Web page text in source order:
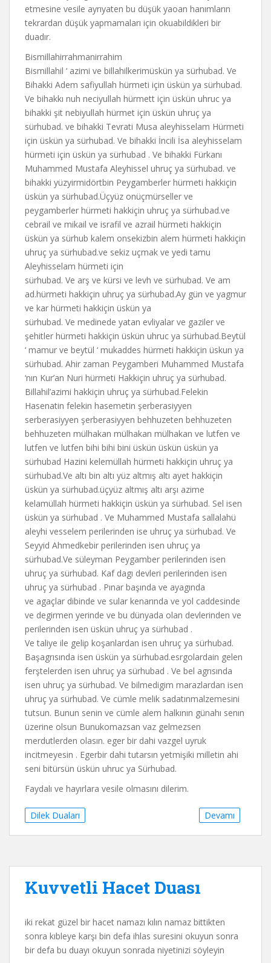
etmesine vesile ayrıyaten bu düşük yaoan hanımların
tekrardan düşük yapmamaları için okuabildikleri bir
duadır.
Bismillahirrahmanirrahim
Bismillahil ‘ azimi ve billahilkerimüskün ya sürhubad. Ve
Bihakki Adem safiyullah hürmeti için üskün ya sürhubad.
Ve bihakkı nuh neciyullah hürmett için üskün uhruc ya
bihakki şit nebiyullah hürmet için üskün uhruç ya
sürhubad. ve bihakki Tevrati Musa aleyhisselam Hürmeti
için üskün ya sürhubad. Ve bihakki İncili İsa aleyhisselam
hürmeti için üskün ya sürhubad . Ve bihakki Fürkanı
Muhammed Mustafa Aleyhissel uhruç ya sürhubad. ve
bihakki yüzyirmidörtbin Peygamberler hürmeti hakkiçin
üskün ya sürhubad.Üçyüz onüçmürseller ve
peygamberler hürmeti hakkiçin uhruç ya sürhubad.ve
cebrail ve mikail ve israfil ve azrail hürmeti hakkiçin
üskün ya sürhub kalem onsekizbin alem hürmeti hakkiçin
uhruç ya sürhubad.ve sekiz uçmak ve yedi tamu
Aleyhisselam hürmeti için
sürhubad. Ve arş ve kürsi ve levh ve sürhubad. Ve am
ad.hürmeti hakkiçin uhruç ya sürhubad.Ay gün ve yagmur
ve kar hürmeti hakkiçin üskün ya
sürhubad. Ve medinede yatan evliyalar ve gaziler ve
şehitler hürmeti hakkiçin üskün uhruc ya sürhubad.Beytül
‘ mamur ve beytül ‘ mukaddes hürmeti hakkiçin üskun ya
sürhubad. Ahir zaman Peygamberi Muhammed Mustafa
‘nın Kur’an Nuri hürmeti Hakkiçin uhruç ya sürhubad.
Billahil’azimi hakkiçin uhruç ya sürhubad.Felekin
Hasenatin felekin hasemetin şerberasiyyen
serberasiyyen şerberasiyyen behhuzeten behhuzeten
behhuzeten mülhakan mülhakan mülhakan ve lutfen ve
lutfen ve lutfen bihi bihi bini üskün üskün üskün ya
sürhubad Hazini kelemüllah hürmeti hakkiçin uhruç ya
sürhubad.Ve altı bin altı yüz altmış altı ayet hakkiçin
üskün ya sürhubad.üçyüz altmış altı arşı azime
kelamüllah hürmeti hakkiçin üskün ya sürhubad. Sel isen
üskün ya sürhubad . Ve Muhammed Mustafa sallalahü
aleyhi vesselem perilerinden ise uhruç ya sürhubad. Ve
Seyyid Ahmedkebir perilerinden isen uhruç ya
sürhubad.Ve süleyman Peygamber perilerinden isen
uhruç ya sürhubad. Kaf dagı devleri perilerinden isen
uhruç ya sürhubad . Pınar başında ve ayagında
ve agaçlar dibinde ve sular kenarında ve yol caddesinde
ve degirmen yerinde ve bu dünyada olan devlerinden ve
perilerinden isen üskün uhruç ya sürhubad .
Ve taliye ile gelip koşanlardan isen uhruç ya sürhubad.
Başagrısında isen üskün ya sürhubad.esrgolardain gelen
ferştelerden isen uhruç ya sürhubad . Ve bel agrısında
isen uhruç ya sürhubad. Ve bilmedigim marazlardan isen
uhruç ya sürhubad. Ve cümle melik sadatınmalzemesini
tutsun. Bunun senin ve cümle alem halkının günahı senın
üzerine olsun Bunukomazsan vaz gelmezsen
merdutlerden olasın. eger bir dahi vazgel uyruk
incitmeyesin . Egerbir dahi tutarsın yetmişiki milletin ahi
seni bitürsün üskün uhruc ya Sürhubad.
Faydalı ve hayırlara vesile olmasını dilerim.
Devamı
Dilek Duaları
Kuvvetli Hacet Duası
iki rekat güzel bir hacet namazı kılın namaz bittikten
sonra kıbleye karşı bin defa ihlas suresini okuyun sonra
bir defa bu duayı okuyun sonrada niyetinizi söyleyin